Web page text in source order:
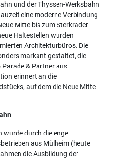
und der Thyssen-Werksbahn
eine moderne Verbindung
Mitte bis zum Sterkrader
Haltestellen wurden
Architekturbüros. Die
markant gestaltet, die
& Partner aus
erinnert an die
auf dem die Neue Mitte
wurde durch die enge
aus Mülheim (heute
die Ausbildung der